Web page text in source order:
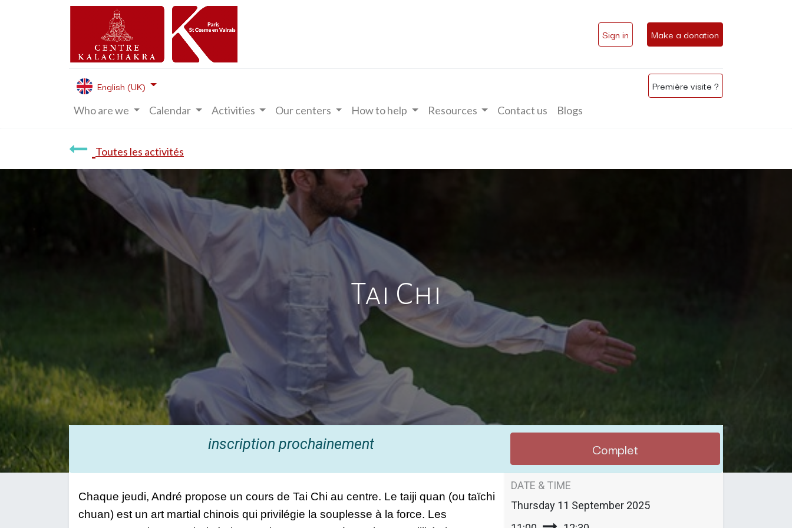
Sign in Make a donation
English (UK) Première visite ?
Who are we Calendar Activities Our centers How to help Resources Contact us Blogs
Toutes les activités
Tai Chi
inscription prochainement Complet
Chaque jeudi, André propose un cours de Tai Chi au centre. Le taiji quan (ou taïchi
chuan) est un art martial chinois qui privilégie la souplesse à la force. Les
DATE & TIME
Thursday 11 September 2025